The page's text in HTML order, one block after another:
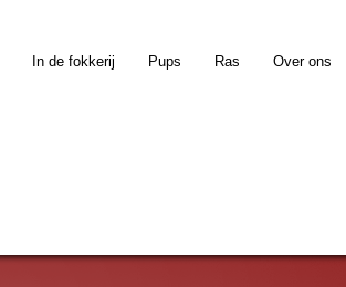
In de fokkerij Pups Ras Over ons